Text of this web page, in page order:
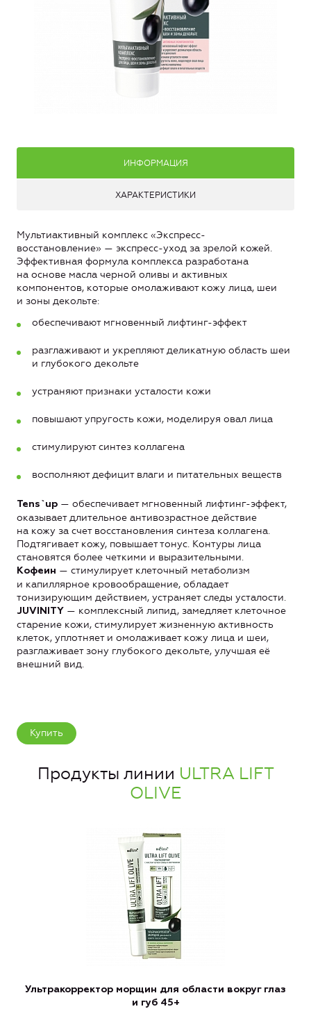
ИНФОРМАЦИЯ
ХАРАКТЕРИСТИКИ
Мультиактивный комплекс «Экспресс-
восстановление» — экспресс-уход за зрелой кожей.
Эффективная формула комплекса разработана
на основе масла черной оливы и активных
компонентов, которые омолаживают кожу лица, шеи
и зоны декольте:
обеспечивают мгновенный лифтинг-эффект
разглаживают и укрепляют деликатную область шеи
и глубокого декольте
устраняют признаки усталости кожи
повышают упругость кожи, моделируя овал лица
стимулируют синтез коллагена
восполняют дефицит влаги и питательных веществ
Tens`up — обеспечивает мгновенный лифтинг-эффект,
оказывает длительное антивозрастное действие
на кожу за счет восстановления синтеза коллагена.
Подтягивает кожу, повышает тонус. Контуры лица
становятся более четкими и выразительными.
Кофеин — стимулирует клеточный метаболизм
и капиллярное кровообращение, обладает
тонизирующим действием, устраняет следы усталости.
JUVINITY — комплексный липид, замедляет клеточное
старение кожи, стимулирует жизненную активность
клеток, уплотняет и омолаживает кожу лица и шеи,
разглаживает зону глубокого декольте, улучшая её
внешний вид.
Купить
Продукты линии ULTRA LIFT
OLIVE
Ультракорректор морщин для области вокруг глаз
и губ 45+